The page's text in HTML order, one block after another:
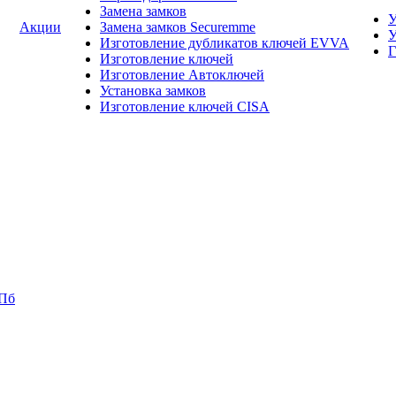
Акции
Замена замков
Замена замков Securemme
Изготовление дубликатов ключей EVVA
Изготовление ключей
Изготовление Автоключей
Установка замков
Изготовление ключей CISA